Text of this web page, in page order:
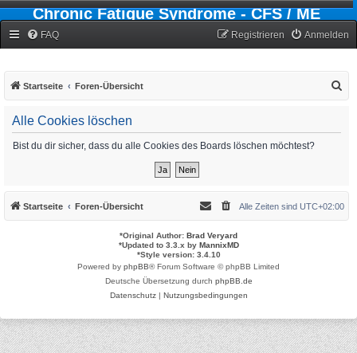
Chronic Fatigue Syndrome - CFS / ME
FAQ Anmelden
Registrieren
Startseite Foren-Übersicht
Alle Cookies löschen
Bist du dir sicher, dass du alle Cookies des Boards löschen möchtest?
Startseite Foren-Übersicht Alle Zeiten sind UTC+02:00
*Original Author: Brad Veryard
*Updated to 3.3.x by MannixMD
*Style version: 3.4.10
Powered by phpBB® Forum Software © phpBB Limited
Deutsche Übersetzung durch phpBB.de
Datenschutz| Nutzungsbedingungen